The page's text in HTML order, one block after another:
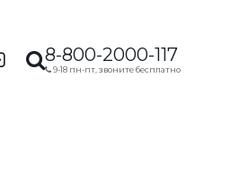
8-800-2000-117
9-18 пн-пт, звоните бесплатно